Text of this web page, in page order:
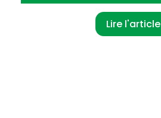
Lire l'article